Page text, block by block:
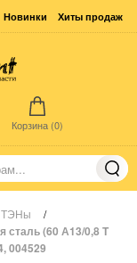
Новинки Хиты продаж
Корзина (0)
ТЭНы /
сталь (60 А13/0,8 T
004529